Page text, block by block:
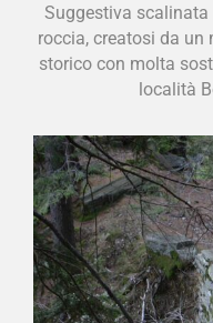
Suggestiva
roccia, creatosi da un
storico con molta
località